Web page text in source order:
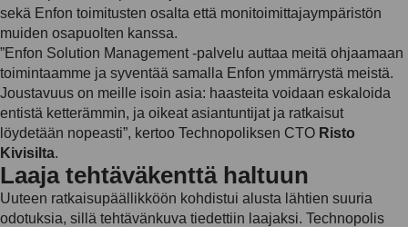
sekä Enfon toimitusten osalta että monitoimittajaympäristön
muiden osapuolten kanssa.
”Enfon Solution Management -palvelu auttaa meitä ohjaamaan
toimintaamme ja syventää samalla Enfon ymmärrystä meistä.
Joustavuus on meille isoin asia: haasteita voidaan eskaloida
entistä ketterämmin, ja oikeat asiantuntijat ja ratkaisut
löydetään nopeasti”, kertoo Technopoliksen CTO Risto
Kivisilta.
Laaja tehtäväkenttä haltuun
Uuteen ratkaisupäällikköön kohdistui alusta lähtien suuria
odotuksia, sillä tehtävänkuva tiedettiin laajaksi. Technopolis